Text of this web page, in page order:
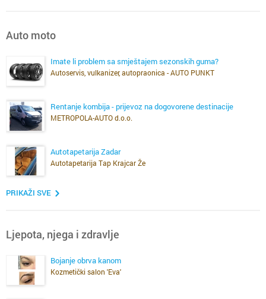
Auto moto
Imate li problem sa smještajem sezonskih guma?
Autoservis, vulkanizer, autopraonica - AUTO PUNKT
Rentanje kombija - prijevoz na dogovorene destinacije
METROPOLA-AUTO d.o.o.
Autotapetarija Zadar
Autotapetarija Tap Krajcar Že
PRIKAŽI SVE
Ljepota, njega i zdravlje
Bojanje obrva kanom
Kozmetički salon 'Eva'